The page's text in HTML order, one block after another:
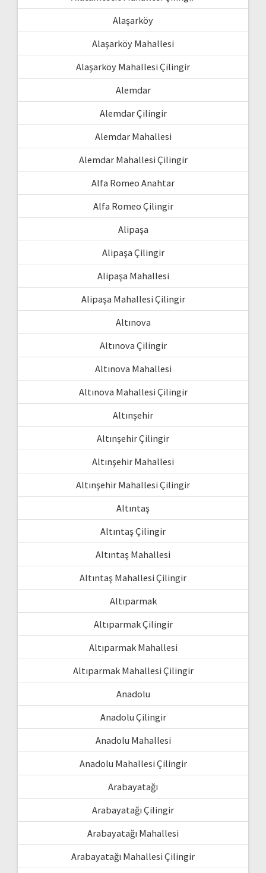
Alaşarköy
Alaşarköy Mahallesi
Alaşarköy Mahallesi Çilingir
Alemdar
Alemdar Çilingir
Alemdar Mahallesi
Alemdar Mahallesi Çilingir
Alfa Romeo Anahtar
Alfa Romeo Çilingir
Alipaşa
Alipaşa Çilingir
Alipaşa Mahallesi
Alipaşa Mahallesi Çilingir
Altınova
Altınova Çilingir
Altınova Mahallesi
Altınova Mahallesi Çilingir
Altınşehir
Altınşehir Çilingir
Altınşehir Mahallesi
Altınşehir Mahallesi Çilingir
Altıntaş
Altıntaş Çilingir
Altıntaş Mahallesi
Altıntaş Mahallesi Çilingir
Altıparmak
Altıparmak Çilingir
Altıparmak Mahallesi
Altıparmak Mahallesi Çilingir
Anadolu
Anadolu Çilingir
Anadolu Mahallesi
Anadolu Mahallesi Çilingir
Arabayatağı
Arabayatağı Çilingir
Arabayatağı Mahallesi
Arabayatağı Mahallesi Çilingir